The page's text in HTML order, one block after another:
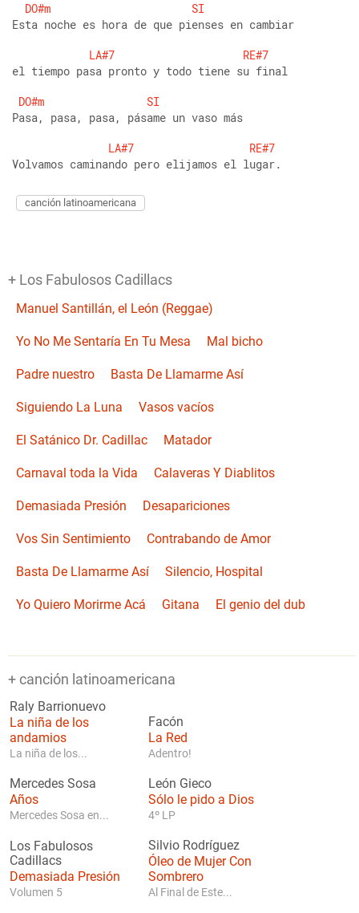
DO#m
SI
Esta noche es hora de que pienses en cambiar
LA#7
RE#7
el tiempo pasa pronto y todo tiene su final
DO#m
SI
Pasa, pasa, pasa, pásame un vaso más
LA#7
RE#7
Volvamos caminando pero elijamos el lugar.
canción latinoamericana
+ Los Fabulosos Cadillacs
Manuel Santillán, el León (Reggae)
Yo No Me Sentaría En Tu Mesa Mal bicho
Padre nuestro Basta De Llamarme Así
Siguiendo La Luna Vasos vacíos
El Satánico Dr. Cadillac Matador
Carnaval toda la Vida Calaveras Y Diablitos
Demasiada Presión Desapariciones
Vos Sin Sentimiento Contrabando de Amor
Basta De Llamarme Así Silencio, Hospital
Yo Quiero Morirme Acá Gitana El genio del dub
+ canción latinoamericana
Raly Barrionuevo
La niña de los
andamios
La niña de los...
Facón
La Red
Adentro!
Mercedes Sosa
Años
Mercedes Sosa en...
León Gieco
Sólo le pido a Dios
4º LP
Los Fabulosos
Cadillacs
Demasiada Presión
Volumen 5
Silvio Rodríguez
Óleo de Mujer Con
Sombrero
Al Final de Este...